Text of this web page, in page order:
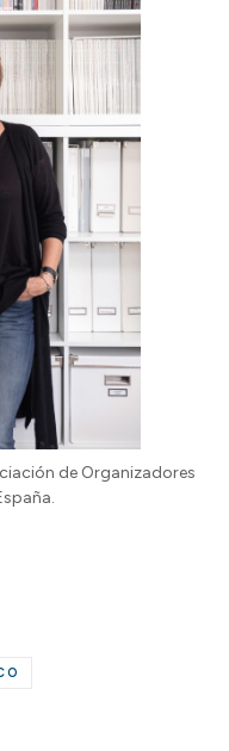
de Organizadores